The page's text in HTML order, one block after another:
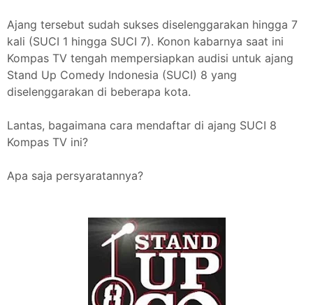
Ajang tersebut sudah sukses diselenggarakan hingga 7
kali (SUCI 1 hingga SUCI 7). Konon kabarnya saat ini
Kompas TV tengah mempersiapkan audisi untuk ajang
Stand Up Comedy Indonesia (SUCI) 8 yang
diselenggarakan di beberapa kota.
Lantas, bagaimana cara mendaftar di ajang SUCI 8
Kompas TV ini?
Apa saja persyaratannya?